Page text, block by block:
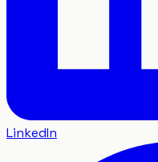
LinkedIn